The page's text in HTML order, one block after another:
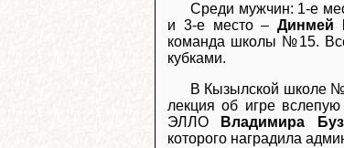
Среди мужчин: 1-е
и 3-е место –Динмей
команда школы №15. Все
кубками.
В Кызылской школе
лекция об игре
ЭЛЛО
Владимира
которого наградила